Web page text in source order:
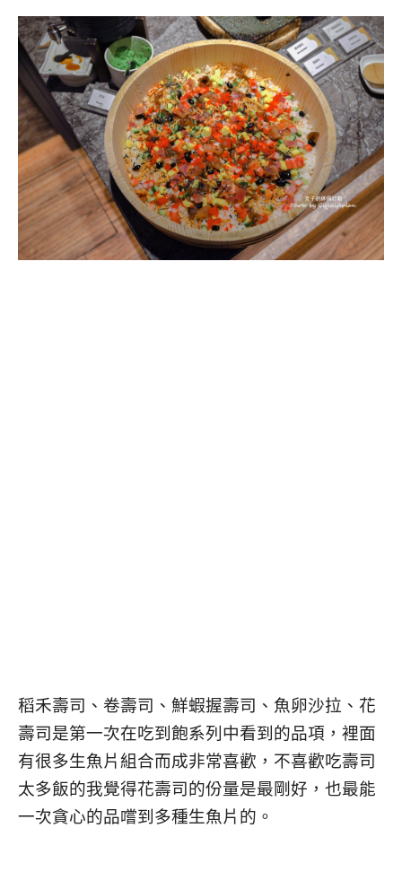
稻禾壽司、卷壽司、鮮蝦握壽司、魚卵沙拉、花
壽司是第一次在吃到飽系列中看到的品項，裡面
有很多生魚片組合而成非常喜歡，不喜歡吃壽司
太多飯的我覺得花壽司的份量是最剛好，也最能
一次貪心的品嚐到多種生魚片的。